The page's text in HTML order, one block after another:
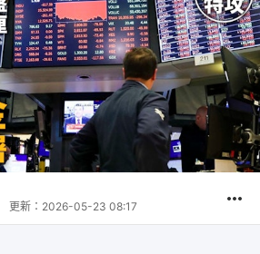
更新： 2026-05-23 08:17